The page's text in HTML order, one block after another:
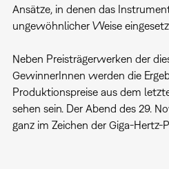
Ansätze, in denen das
ungewöhnlicher Weise
Neben Preisträgerwerken der
GewinnerInnen werden die
Produktionspreise aus dem
sehen sein. Der Abend des 29.
ganz im Zeichen der Giga-Hertz-